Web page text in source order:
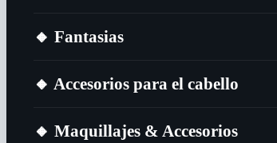
🔸​ Fantasias
🔸​ Accesorios para el cabello
🔸​ Maquillajes & Accesorios